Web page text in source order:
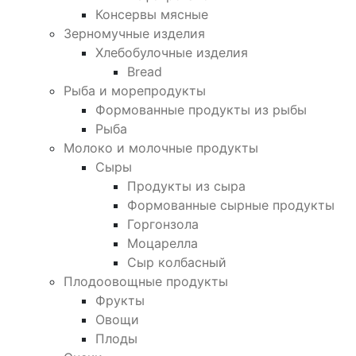
Консервы мясные
Зерномучные изделия
Хлебобулочные изделия
Bread
Рыба и морепродукты
Формованные продукты из рыбы
Рыба
Молоко и молочные продукты
Сыры
Продукты из сыра
Формованные сырные продукты
Горгонзола
Моцарелла
Сыр колбасный
Плодоовощные продукты
Фрукты
Овощи
Плоды